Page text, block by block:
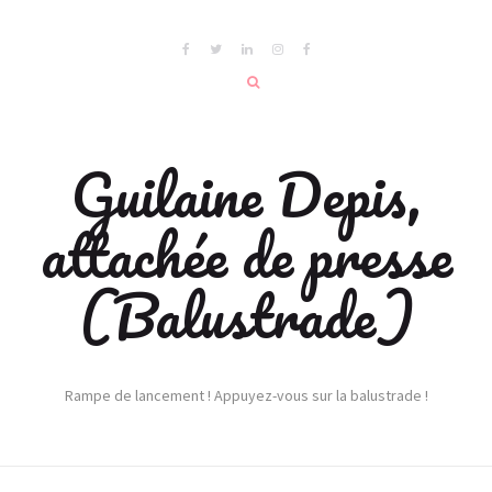
Guilaine Depis,
attachée de presse
(Balustrade)
Rampe de lancement ! Appuyez-vous sur la balustrade !